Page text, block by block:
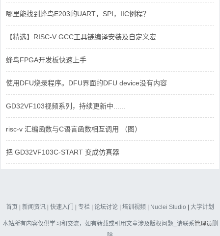
哪里能找到蜂鸟E203的UART，SPI，IIC例程？
【精选】RISC-V GCC工具链编译安装及自定义宏
蜂鸟FPGA开发板快速上手
使用DFU烧录程序。DFU界面的DFU device没有内容
GD32VF103视频系列，持续更新中......
risc-v 汇编函数与C语言函数相互调用 （图）
把 GD32VF103C-START 变成仿真器
首页 | 新闻资讯 | 快速入门 | 专栏 | 论坛讨论 | 培训视频 | Nuclei Studio | 大学计划
本站所有内容仅供学习和交流，如有转载或引用文章涉及版权问题_请联系管理员删